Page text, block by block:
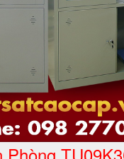
Phòng